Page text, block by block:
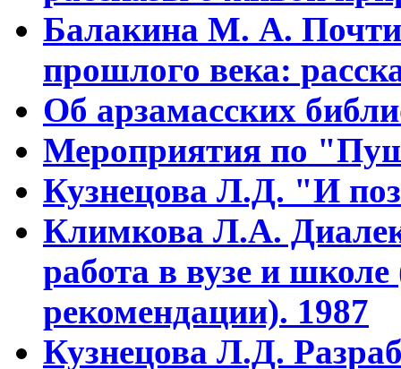
Балакина М. А. Почти
прошлого века:
Об арзамасских
Мероприятия по
Кузнецова Л.Д. "И
Климкова Л.А.
работа в вузе и
рекомендации). 1987
Кузнецова Л.Д.